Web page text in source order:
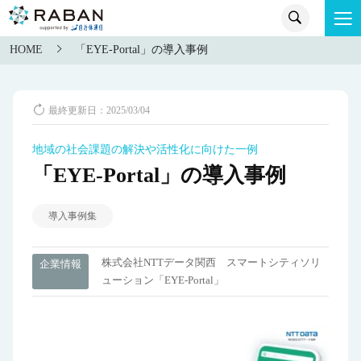
HOME 「EYE-Portal」の導入事例
最終更新日：2025/03/04
地域の社会課題の解決や活性化に向けた一例
「EYE-Portal」の導入事例
導入事例集
企業情報
株式会社NTTデータ関西 スマートシティソリ
ューション「EYE-Portal」